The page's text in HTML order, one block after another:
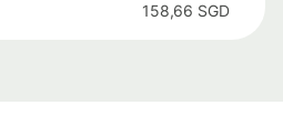
158,66 SGD